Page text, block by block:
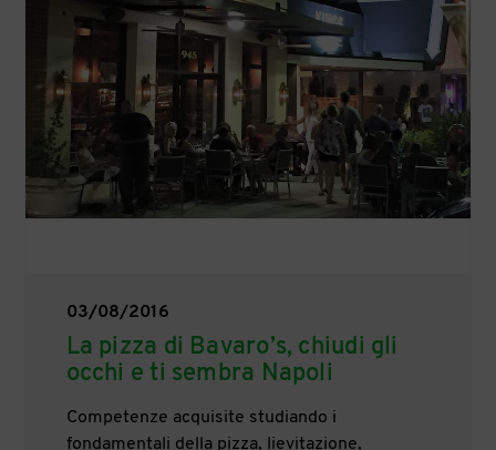
03/08/2016
La pizza di Bavaro’s, chiudi gli
occhi e ti sembra Napoli
Competenze acquisite studiando i
fondamentali della pizza, lievitazione,